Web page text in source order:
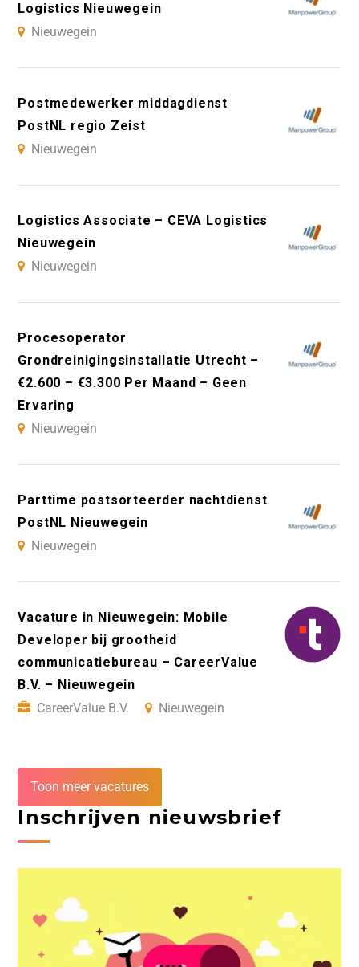
Logistics Nieuwegein
Nieuwegein
Postmedewerker middagdienst
PostNL regio Zeist
Nieuwegein
Logistics Associate – CEVA Logistics
Nieuwegein
Nieuwegein
Procesoperator
Grondreinigingsinstallatie Utrecht –
€2.600 – €3.300 Per Maand – Geen
Ervaring
Nieuwegein
Parttime postsorteerder nachtdienst
PostNL Nieuwegein
Nieuwegein
Vacature in Nieuwegein: Mobile
Developer bij grootheid
communicatiebureau – CareerValue
B.V. – Nieuwegein
CareerValue B.V.
Nieuwegein
Toon meer vacatures
Inschrijven nieuwsbrief